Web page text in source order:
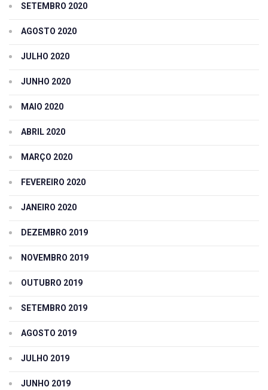
SETEMBRO 2020
AGOSTO 2020
JULHO 2020
JUNHO 2020
MAIO 2020
ABRIL 2020
MARÇO 2020
FEVEREIRO 2020
JANEIRO 2020
DEZEMBRO 2019
NOVEMBRO 2019
OUTUBRO 2019
SETEMBRO 2019
AGOSTO 2019
JULHO 2019
JUNHO 2019